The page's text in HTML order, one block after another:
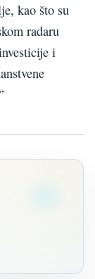
kao što su
radaru
i